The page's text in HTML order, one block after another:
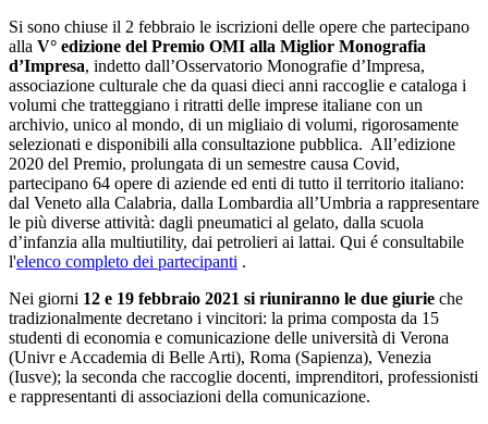
Si sono chiuse il 2 febbraio le iscrizioni delle opere che partecipano
alla V° edizione del Premio OMI alla Miglior Monografia
d’Impresa, indetto dall’Osservatorio Monografie d’Impresa,
associazione culturale che da quasi dieci anni raccoglie e cataloga i
volumi che tratteggiano i ritratti delle imprese italiane con un
archivio, unico al mondo, di un migliaio di volumi, rigorosamente
selezionati e disponibili alla consultazione pubblica. All’edizione
2020 del Premio, prolungata di un semestre causa Covid,
partecipano 64 opere di aziende ed enti di tutto il territorio italiano:
dal Veneto alla Calabria, dalla Lombardia all’Umbria a rappresentare
le più diverse attività: dagli pneumatici al gelato, dalla scuola
d’infanzia alla multiutility, dai petrolieri ai lattai. Qui é consultabile
l'elenco completo dei partecipanti .
Nei giorni 12 e 19 febbraio 2021 si riuniranno le due giurie che
tradizionalmente decretano i vincitori: la prima composta da 15
studenti di economia e comunicazione delle università di Verona
(Univr e Accademia di Belle Arti), Roma (Sapienza), Venezia
(Iusve); la seconda che raccoglie docenti, imprenditori, professionisti
e rappresentanti di associazioni della comunicazione.